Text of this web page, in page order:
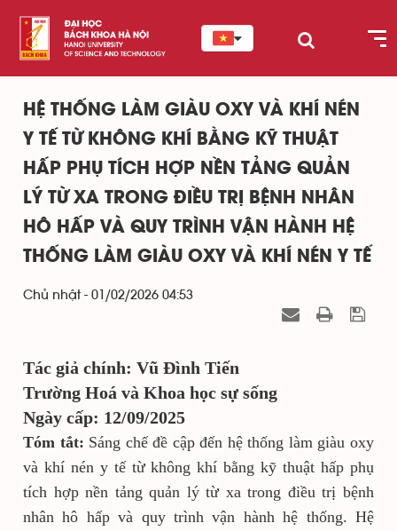
HỆ THỐNG LÀM GIÀU OXY VÀ KHÍ NÉN
Y TẾ TỪ KHÔNG KHÍ BẰNG KỸ THUẬT
HẤP PHỤ TÍCH HỢP NỀN TẢNG QUẢN
LÝ TỪ XA TRONG ĐIỀU TRỊ BỆNH NHÂN
HÔ HẤP VÀ QUY TRÌNH VẬN HÀNH HỆ
THỐNG LÀM GIÀU OXY VÀ KHÍ NÉN Y TẾ
Chủ nhật - 01/02/2026 04:53
Tác giả chính: Vũ Đình Tiến
Trường Hoá và Khoa học sự sống
Ngày cấp: 12/09/2025
Tóm tắt: Sáng chế đề cập đến hệ thống làm giàu oxy
và khí nén y tế từ không khí bằng kỹ thuật hấp phụ
tích hợp nền tảng quản lý từ xa trong điều trị bệnh
nhân hô hấp và quy trình vận hành hệ thống. Hệ